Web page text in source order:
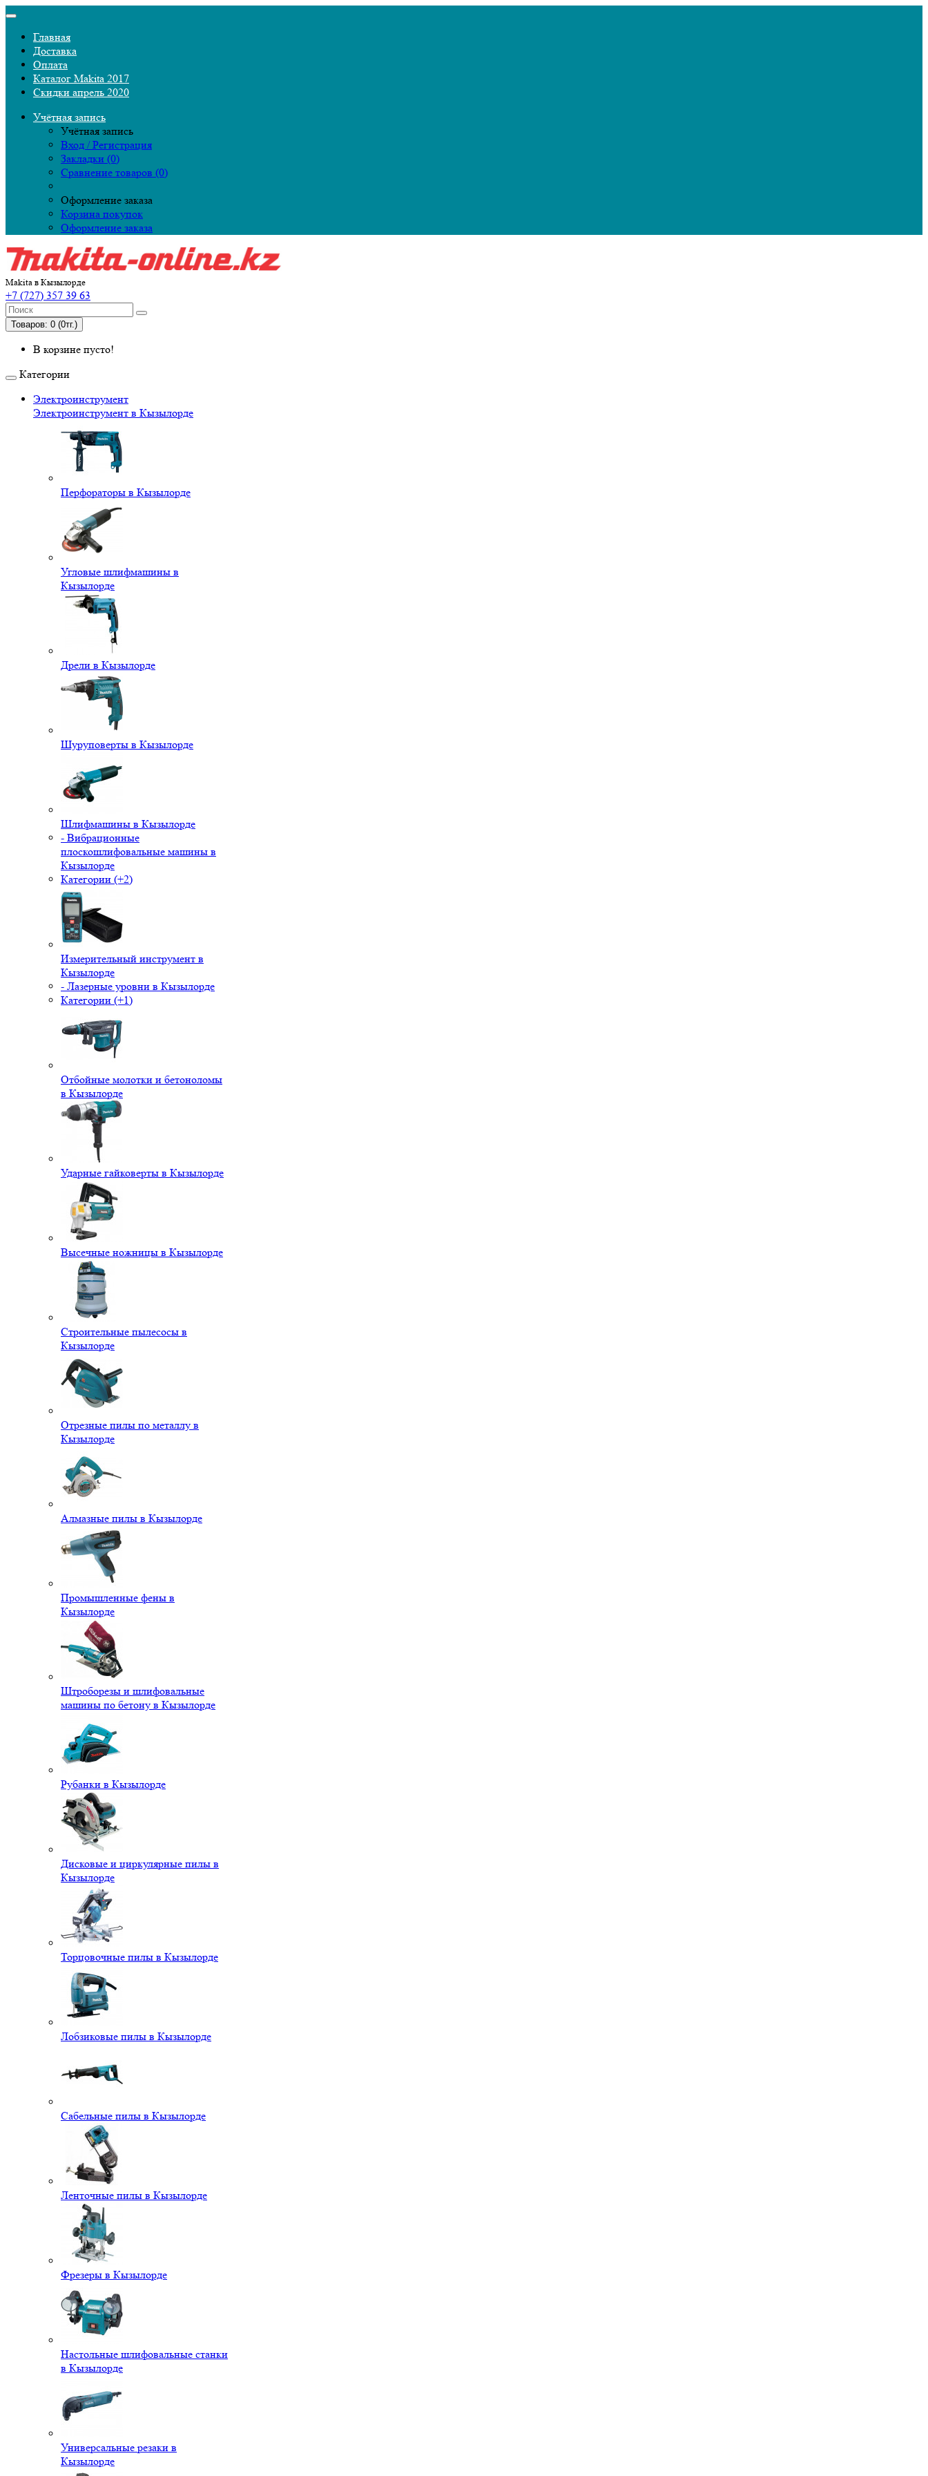
Главная
Доставка
Оплата
Каталог Makita 2017
Скидки апрель 2020
Учётная запись
Учётная запись
Вход / Регистрация
Закладки (0)
Сравнение товаров (0)
Оформление заказа
Корзина покупок
Оформление заказа
Makita в Кызылорде
+7 (727) 357 39 63
Товаров: 0 (0тг.)
В корзине пусто!
Категории
Электроинструмент
Электроинструмент в Кызылорде
Перфораторы в Кызылорде
Угловые шлифмашины в
Кызылорде
Дрели в Кызылорде
Шуруповерты в Кызылорде
Шлифмашины в Кызылорде
- Вибрационные
плоскошлифовальные машины в
Кызылорде
Категории (+2)
Измерительный инструмент в
Кызылорде
- Лазерные уровни в Кызылорде
Категории (+1)
Отбойные молотки и бетоноломы
в Кызылорде
Ударные гайковерты в Кызылорде
Высечные ножницы в Кызылорде
Строительные пылесосы в
Кызылорде
Отрезные пилы по металлу в
Кызылорде
Алмазные пилы в Кызылорде
Промышленные фены в
Кызылорде
Штроборезы и шлифовальные
машины по бетону в Кызылорде
Рубанки в Кызылорде
Дисковые и циркулярные пилы в
Кызылорде
Торцовочные пилы в Кызылорде
Лобзиковые пилы в Кызылорде
Сабельные пилы в Кызылорде
Ленточные пилы в Кызылорде
Фрезеры в Кызылорде
Настольные шлифовальные станки
в Кызылорде
Универсальные резаки в
Кызылорде